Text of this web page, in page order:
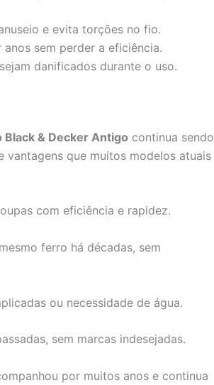
e evita torções no fio.
anos sem perder a eficiência.
danificados durante o uso.
Black & Decker Antigo continua sendo
vantagens que muitos modelos atuais
com eficiência e rapidez.
ferro há décadas, sem
ou necessidade de água.
sem marcas indesejadas.
por muitos anos e continua